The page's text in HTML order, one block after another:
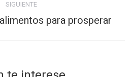
SIGUIENTE
Publicaciónpara prosperar